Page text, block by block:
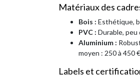
Matériaux des
Bois : Esthétique,
PVC : Durable, peu
Aluminium :
moyen : 250 à 450
Labels et